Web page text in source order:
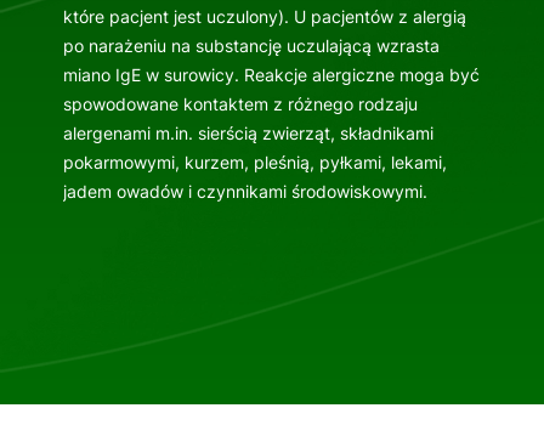
które pacjent jest uczulony). U pacjentów z alergią
po narażeniu na substancję uczulającą wzrasta
miano IgE w surowicy. Reakcje alergiczne moga być
spowodowane kontaktem z różnego rodzaju
alergenami m.in. sierścią zwierząt, składnikami
pokarmowymi, kurzem, pleśnią, pyłkami, lekami,
jadem owadów i czynnikami środowiskowymi.